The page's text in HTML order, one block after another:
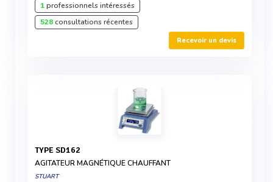
1professionnels intéressés
528consultations récentes
Recevoir un devis
TYPE SD162
AGITATEUR MAGNÉTIQUE CHAUFFANT
STUART